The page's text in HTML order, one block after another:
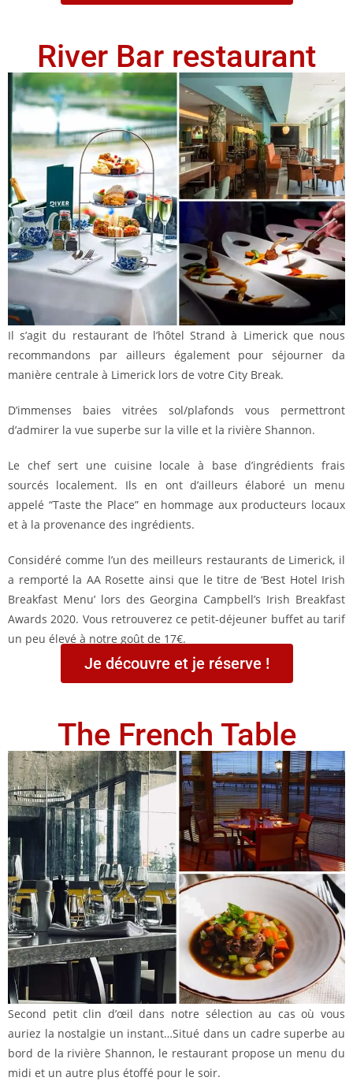
River Bar restaurant
Il s’agit du restaurant de l’hôtel Strand à Limerick que nous
recommandons par ailleurs également pour séjourner da
manière centrale à Limerick lors de votre City Break.
D’immenses baies vitrées sol/plafonds vous permettront
d’admirer la vue superbe sur la ville et la rivière Shannon.
Le chef sert une cuisine locale à base d’ingrédients frais
sourcés localement. Ils en ont d’ailleurs élaboré un menu
appelé “Taste the Place” en hommage aux producteurs locaux
et à la provenance des ingrédients.
Considéré comme l’un des meilleurs restaurants de Limerick, il
a remporté la AA Rosette ainsi que le titre de ‘Best Hotel Irish
Breakfast Menu’ lors des Georgina Campbell’s Irish Breakfast
Awards 2020. Vous retrouverez ce petit-déjeuner buffet au tarif
un peu élevé à notre goût de 17€.
Je découvre et je réserve !
The French Table
Second petit clin d’œil dans notre sélection au cas où vous
auriez la nostalgie un instant…Situé dans un cadre superbe au
bord de la rivière Shannon, le restaurant propose un menu du
midi et un autre plus étoffé pour le soir.